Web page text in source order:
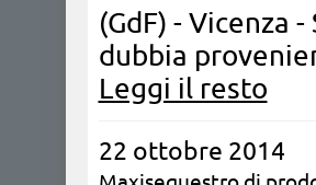
(GdF) -
dubbia
Leggi il resto
22 ottobre 2014